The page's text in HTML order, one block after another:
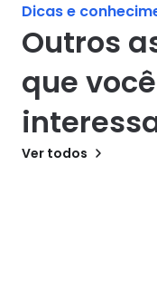
Dicas e
Outros
que
Ver todos